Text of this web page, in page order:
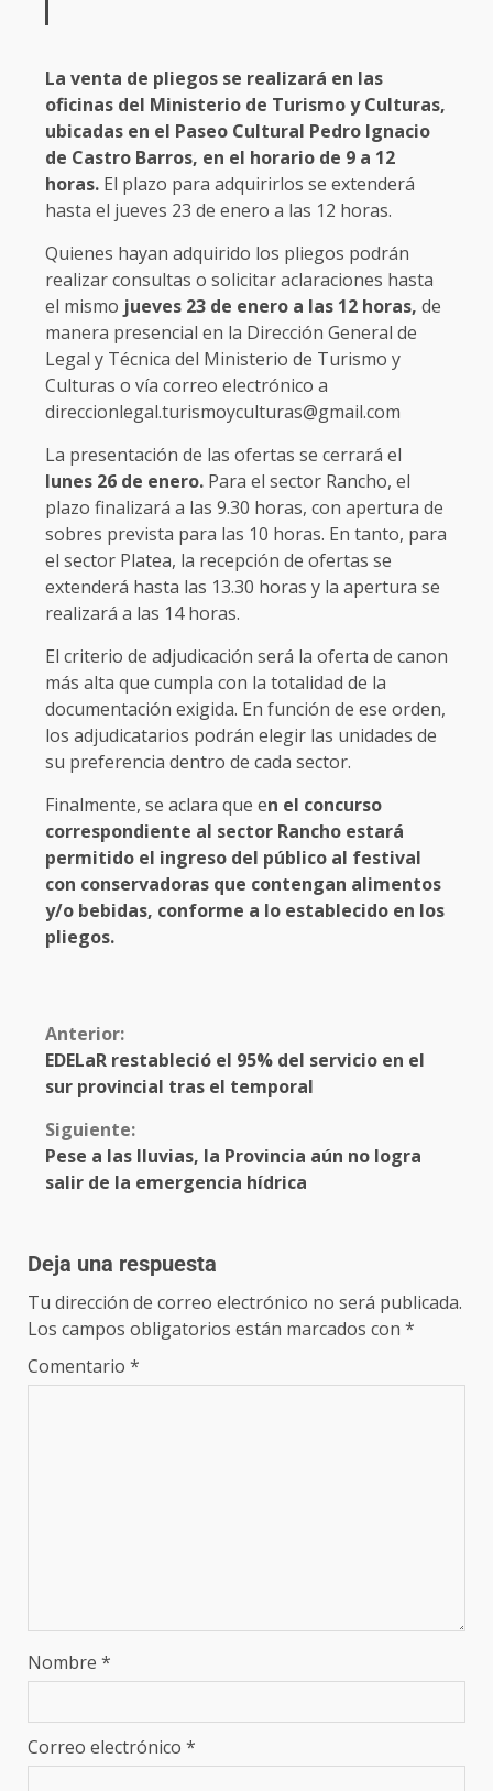
La venta de pliegos se realizará en las
oficinas del Ministerio de Turismo y Culturas,
ubicadas en el Paseo Cultural Pedro Ignacio
de Castro Barros, en el horario de 9 a 12
horas. El plazo para adquirirlos se extenderá
hasta el jueves 23 de enero a las 12 horas.
Quienes hayan adquirido los pliegos podrán
realizar consultas o solicitar aclaraciones hasta
el mismo jueves 23 de enero a las 12 horas, de
manera presencial en la Dirección General de
Legal y Técnica del Ministerio de Turismo y
Culturas o vía correo electrónico a
direccionlegal.turismoyculturas@gmail.com
La presentación de las ofertas se cerrará el
lunes 26 de enero. Para el sector Rancho, el
plazo finalizará a las 9.30 horas, con apertura de
sobres prevista para las 10 horas. En tanto, para
el sector Platea, la recepción de ofertas se
extenderá hasta las 13.30 horas y la apertura se
realizará a las 14 horas.
El criterio de adjudicación será la oferta de canon
más alta que cumpla con la totalidad de la
documentación exigida. En función de ese orden,
los adjudicatarios podrán elegir las unidades de
su preferencia dentro de cada sector.
Finalmente, se aclara que en el concurso
correspondiente al sector Rancho estará
permitido el ingreso del público al festival
con conservadoras que contengan alimentos
y/o bebidas, conforme a lo establecido en los
pliegos.
Anterior:
EDELaR restableció el 95% del servicio en el
sur provincial tras el temporal
Siguiente:
Pese a las lluvias, la Provincia aún no logra
salir de la emergencia hídrica
Deja una respuesta
Tu dirección de correo electrónico no será publicada.
Los campos obligatorios están marcados con *
Comentario *
Nombre *
Correo electrónico *